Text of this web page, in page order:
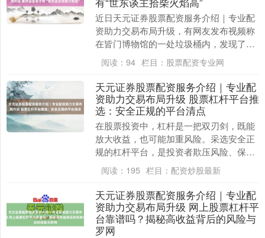
近日天元证券股票配资服务介绍｜专业配
资助力交易布局升级，有网友发布视频称
在皆门博物馆的一处垃圾桶内，发现了厚
厚一叠被扔掉的不雅众留言纸。从视频里
看，最表层的“不....
阅读： 94 栏目： 股票配资专业网
天元证券股票配资服务介绍｜专业配
资助力交易布局升级 股票杠杆平台推
选：安全正规的平台清点
在股票投资中，杠杆是一把双刃剑，既能
放大收益，也可能加重风险。采选安全正
规的杠杆平台，是投资者欺压风险、保险
资金安全的第一步。本文将为您清点几个
要津重点，匡助您....
阅读： 195 栏目： 配资炒股最新
天元证券股票配资服务介绍｜专业配
资助力交易布局升级 网上股票杠杆平
台靠谱吗？揭秘高收益背后的风险与
罗网